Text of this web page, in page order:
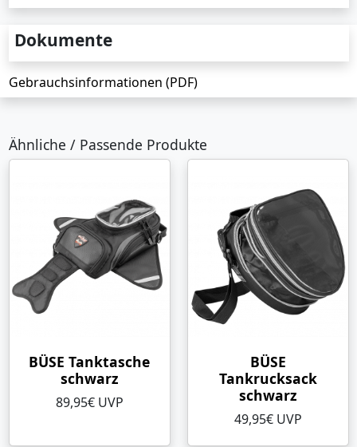
Dokumente
Gebrauchsinformationen (PDF)
Ähnliche / Passende Produkte
BÜSE Tanktasche
schwarz
89,95€ UVP
BÜSE
Tankrucksack
schwarz
49,95€ UVP